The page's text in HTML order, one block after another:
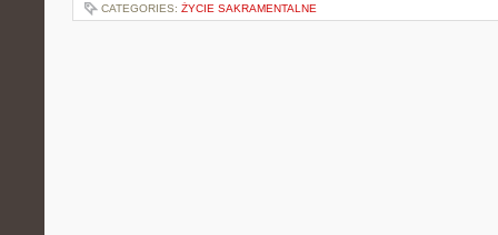
CATEGORIES: ŻYCIE SAKRAMENTALNE